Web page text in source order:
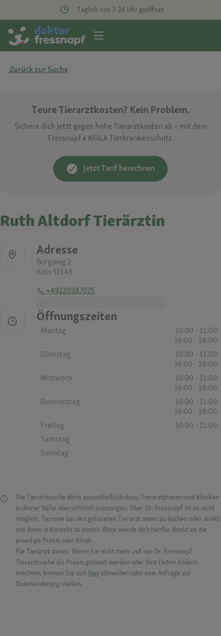
Täglich von 7-24 Uhr geöffnet
Zurück zur Suche
Teure Tierarztkosten? Kein Problem.
Sichere dich jetzt gegen hohe Tierarztkosten ab – mit dem
Fressnapf x AGILA Tierkrankenschutz.
Jetzt Tarif berechnen
Ruth Altdorf Tierärztin
Adresse
Burgweg 2
Köln 51143
+49220387075
Öffnungszeiten
Montag
10:00 - 11:00
16:00 - 18:00
Dienstag
10:00 - 11:00
16:00 - 18:00
Mittwoch
10:00 - 11:00
16:00 - 18:00
Donnerstag
10:00 - 11:00
16:00 - 18:00
Freitag
10:00 - 11:00
Samstag
-
Sonntag
-
Die Tierarztsuche dient ausschließlich dazu, Tierarztpraxen und Kliniken
in deiner Nähe übersichtlich anzuzeigen. Über Dr. Fressnapf ist es nicht
möglich, Termine bei den gelisteten Tierärzt:innen zu buchen oder direkt
mit ihnen in Kontakt zu treten. Bitte wende dich hierfür direkt an die
jeweilige Praxis oder Klinik.
Für Tierärzt:innen: Wenn Sie nicht mehr auf der Dr. Fressnapf
Tierarztsuche als Praxis gelistet werden oder Ihre Daten ändern
möchten, können Sie sich hier abmelden oder eine Anfrage zur
Datenänderung stellen.